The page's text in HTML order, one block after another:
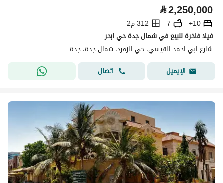
⃁2,250,000
10+
7
312 م2
فيلا فاخرة للبيع في شمال جدة حي ابحر
شارع ابي احمد القيسي، حي الزمرد، شمال جدة، جدة
الإيميل
اتصال